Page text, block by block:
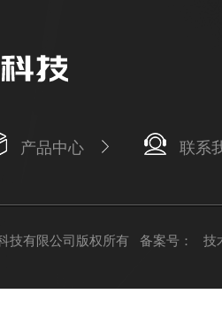
产品中心 联系
技有限公司版权所有 备案号： 技